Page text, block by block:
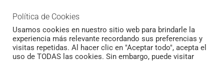
Política de Cookies
Usamos cookies en nuestro sitio web para brindarle la
experiencia más relevante recordando sus preferencias y
visitas repetidas. Al hacer clic en "Aceptar todo", acepta el
uso de TODAS las cookies. Sin embargo, puede visitar